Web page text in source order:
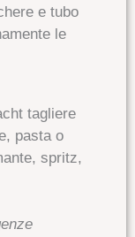
e tubo
le
tagliere
pasta o
spritz,